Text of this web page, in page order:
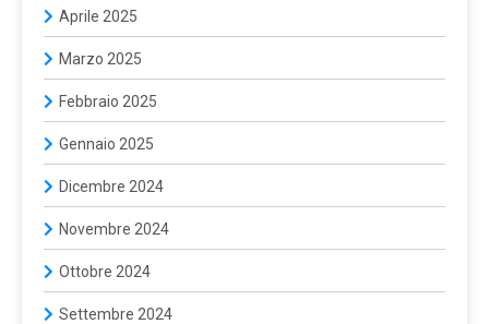
Aprile 2025
Marzo 2025
Febbraio 2025
Gennaio 2025
Dicembre 2024
Novembre 2024
Ottobre 2024
Settembre 2024